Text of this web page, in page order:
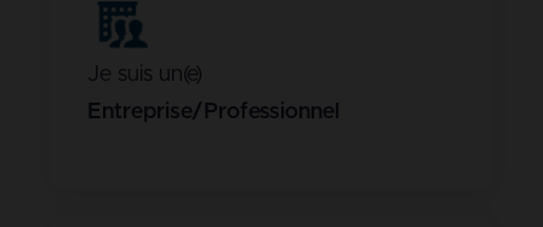
Je suis un(e)
Entreprise/Professionnel